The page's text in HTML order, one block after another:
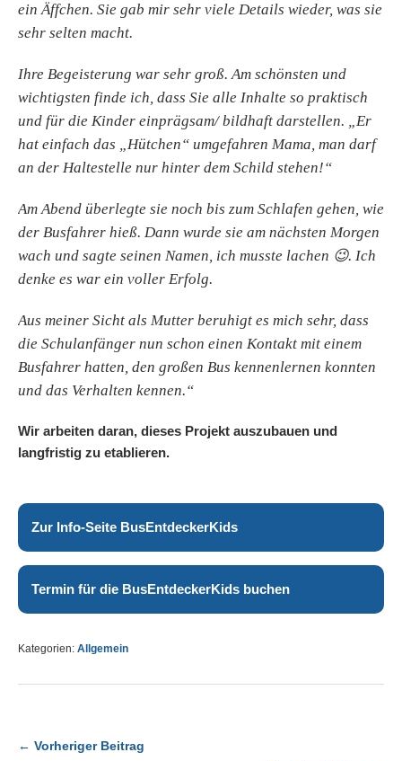
ein Äffchen. Sie gab mir sehr viele Details wieder, was sie
sehr selten macht.
Ihre Begeisterung war sehr groß. Am schönsten und
wichtigsten finde ich, dass Sie alle Inhalte so praktisch
und für die Kinder einprägsam/ bildhaft darstellen. „Er
hat einfach das „Hütchen“ umgefahren Mama, man darf
an der Haltestelle nur hinter dem Schild stehen!“
Am Abend überlegte sie noch bis zum Schlafen gehen, wie
der Busfahrer hieß. Dann wurde sie am nächsten Morgen
wach und sagte seinen Namen, ich musste lachen 😉. Ich
denke es war ein voller Erfolg.
Aus meiner Sicht als Mutter beruhigt es mich sehr, dass
die Schulanfänger nun schon einen Kontakt mit einem
Busfahrer hatten, den großen Bus kennenlernen konnten
und das Verhalten kennen.“
Wir arbeiten daran, dieses Projekt auszubauen und
langfristig zu etablieren.
Zur Info-Seite BusEntdeckerKids
Termin für die BusEntdeckerKids buchen
Kategorien: Allgemein
← Vorheriger Beitrag